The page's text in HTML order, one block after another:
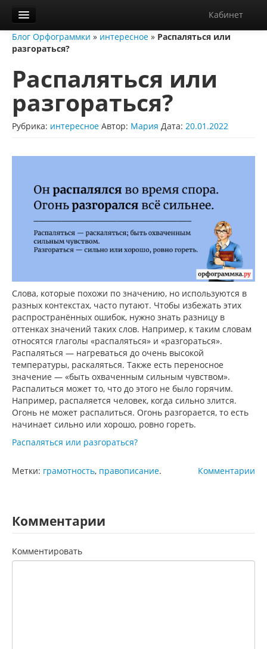
Кабинет
Орфограммка
Блог
О нас
Контакты
Справка
Блог Орфограммки » интересное » Распаляться или
разгораться?
Распаляться или
разгораться?
Рубрика: интересное Автор: Мария Дата: 20.01.2022
Слова, которые похожи по значению, но используются в
разных контекстах, часто путают. Чтобы избежать этих
распространённых ошибок, нужно знать разницу в
оттенках значений таких слов. Например, к таким словам
относятся глаголы «распаляться» и «разгораться».
Распаляться — нагреваться до очень высокой
температуры, раскаляться. Также есть переносное
значение — «быть охваченным сильным чувством».
Распалиться может то, что до этого не было горячим.
Например, распаляется человек, когда сильно злится.
Огонь не может распалиться. Огонь разгорается, то есть
начинает сильно или хорошо, ровно гореть.
Распаляться или разгораться?
Комментарии
Метки: грамотность, правописание.
Комментарии
Комментировать